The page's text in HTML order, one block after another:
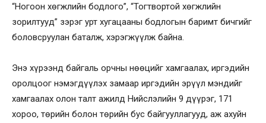
“Ногоон хөгжлийн бодлого”, “Тогтвортой хөгжлийн
зорилтууд” зэрэг урт хугацааны бодлогын баримт бичгийг
боловсруулан баталж, хэрэгжүүлж байна.
Энэ хүрээнд байгаль орчны нөөцийг хамгаалах, иргэдийн
оролцоог нэмэгдүүлэх замаар иргэдийн эрүүл мэндийг
хамгаалах олон талт ажилд Нийслэлийн 9 дүүрэг, 171
хороо, төрийн болон төрийн бус байгууллагууд, аж ахуйн